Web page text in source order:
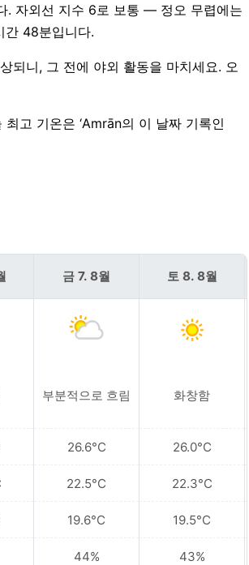
. 자외선 지수 6로 보통 — 정오 무렵에는
48분입니다.
되니, 그 전에 야외 활동을 마치세요. 오
고 기온은 ‘Amrān의 이 날짜 기록인
금 7. 8월
부분적으로 흐림
26.6°C
22.5°C
19.6°C
44%
토 8. 8월
화창함
26.0°C
22.3°C
19.5°C
43%